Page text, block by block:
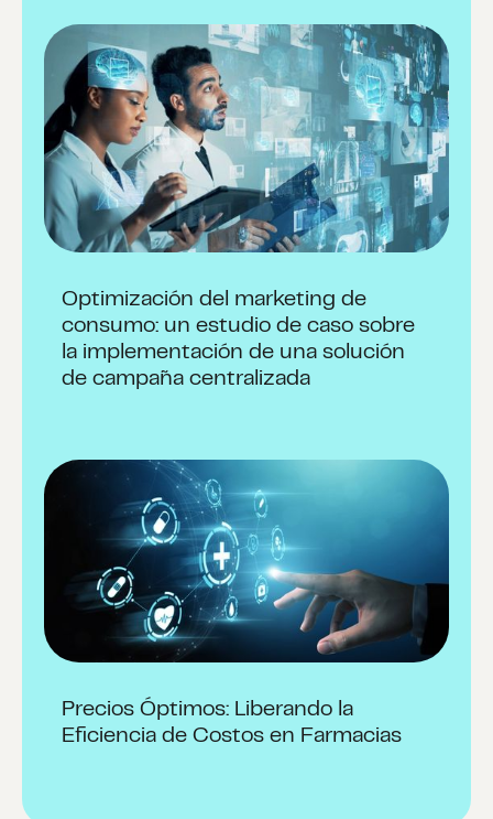
Optimización del marketing de
consumo: un estudio de caso sobre
la implementación de una solución
de campaña centralizada
Precios Óptimos: Liberando la
Eficiencia de Costos en Farmacias